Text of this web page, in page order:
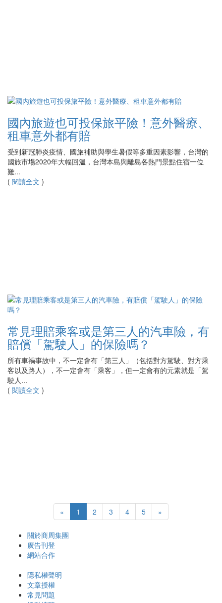
國內旅遊也可投保旅平險！意外醫療、
租車意外都有賠
受到新冠肺炎疫情、國旅補助與學生暑假等多重因素影響，台灣的
國旅市場2020年大幅回溫，台灣本島與離島各熱門景點住宿一位
難...
( 閱讀全文 )
常見理賠乘客或是第三人的汽車險，有
賠償「駕駛人」的保險嗎？
所有車禍事故中，不一定會有「第三人」（包括對方駕駛、對方乘
客以及路人），不一定會有「乘客」，但一定會有的元素就是「駕
駛人...
( 閱讀全文 )
« 1 2 3 4 5 »
關於商周集團
廣告刊登
網站合作
隱私權聲明
文章授權
常見問題